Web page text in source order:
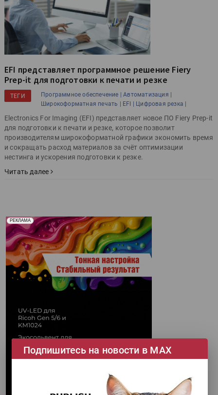
EFI представляет программное решение Fiery
Prep-it для подготовки к печати и резке
ТЕГИ Программное обеспечение |
Автоматизация |
Широкоформатная печать |
EFI | Цифровая резка |
Electronics For Imaging (EFI) представляет новое ПО Fiery Prep-it
для подготовки к печати и резке, которое позволит
производителям широкоформатной графики экономить время
и сокращать расход материалов за счёт оптимизации
нестинга и ускорения подготовки к резке.
Читать далее
РЕКЛАМА
Реклама. Рекламодатель ООО "Передовые Системы
Печати" erid: 2SDnjd2d4Qz
Подпишитесь на новости в МАХ